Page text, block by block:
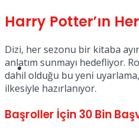
Spor
Harry Potter’ın
Dizi, her sezonu bir kitaba
anlatım sunmayı hedefliyor.
dahil olduğu bu yeni
ilkesiyle hazırlanıyor.
Başroller İçin 30 Bin